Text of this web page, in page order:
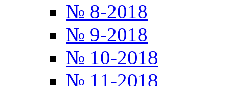
№ 8-2018
№ 9-2018
№ 10-2018
№ 11-2018